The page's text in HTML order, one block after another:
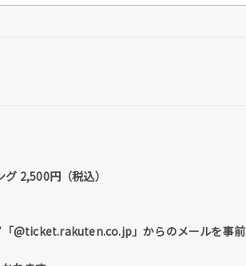
2,500円（税込）
@ticket.rakuten.co.jp」からのメールを事前